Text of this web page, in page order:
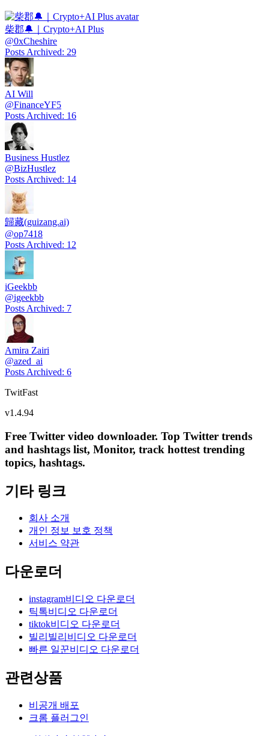
柴郡🔔｜Crypto+AI Plus
@0xCheshire
Posts Archived: 29
AI Will
@FinanceYF5
Posts Archived: 16
Business Hustlez
@BizHustlez
Posts Archived: 14
歸藏(guizang.ai)
@op7418
Posts Archived: 12
iGeekbb
@igeekbb
Posts Archived: 7
Amira Zairi
@azed_ai
Posts Archived: 6
TwitFast
v1.4.94
Free Twitter video downloader. Top Twitter trends
and hashtags list, Monitor, track hottest trending
topics, hashtags.
기타 링크
회사 소개
개인 정보 보호 정책
서비스 약관
다운로더
instagram비디오 다운로더
틱톡비디오 다운로더
tiktok비디오 다운로더
빌리빌리비디오 다운로더
빠른 일꾼비디오 다운로더
관련상품
비공개 배포
크롬 플러그인